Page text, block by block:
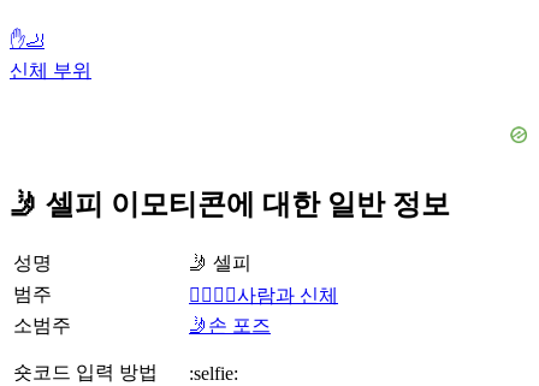
✋🦶
신체 부위
🤳 셀피 이모티콘에 대한 일반 정보
성명
🤳 셀피
범주
👩‍❤️‍💋‍👨사람과 신체
소범주
🤳손 포즈
숏코드 입력 방법 :selfie: